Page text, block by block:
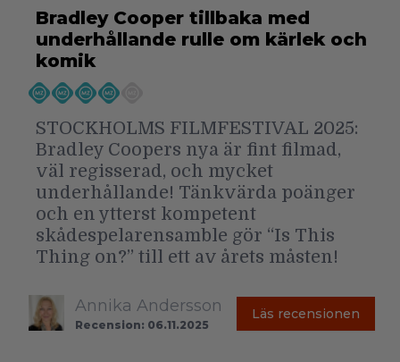
Bradley Cooper tillbaka med
underhållande rulle om kärlek och
komik
STOCKHOLMS FILMFESTIVAL 2025:
Bradley Coopers nya är fint filmad,
väl regisserad, och mycket
underhållande! Tänkvärda poänger
och en ytterst kompetent
skådespelarensamble gör “Is This
Thing on?” till ett av årets måsten!
Annika Andersson
Recension: 06.11.2025
Läs recensionen